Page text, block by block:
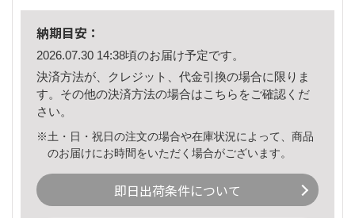
納期目安：
2026.07.30 14:38頃のお届け予定です。
決済方法が、クレジット、代金引換の場合に限りま
す。その他の決済方法の場合はこちら をご確認くだ
さい。
※土・日・祝日の注文の場合や在庫状況によって、商品
のお届けにお時間をいただく場合がございます。
即日出荷条件について